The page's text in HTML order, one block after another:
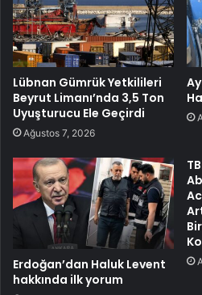
Lübnan Gümrük Yetkilileri
Beyrut Limanı’nda 3,5 Ton
Uyuşturucu Ele Geçirdi
Ağustos 7, 2026
Erdoğan’dan Haluk Levent
hakkında ilk yorum